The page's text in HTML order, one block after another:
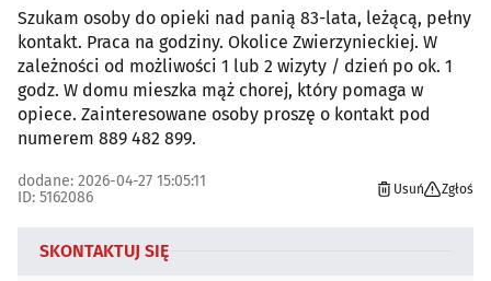
Szukam osoby do opieki nad panią 83-lata, leżącą, pełny
kontakt. Praca na godziny. Okolice Zwierzynieckiej. W
zależności od możliwości 1 lub 2 wizyty / dzień po ok. 1
godz. W domu mieszka mąż chorej, który pomaga w
opiece. Zainteresowane osoby proszę o kontakt pod
numerem 889 482 899.
dodane: 2026-04-27 15:05:11
ID: 5162086
Usuń Zgłoś
SKONTAKTUJ SIĘ